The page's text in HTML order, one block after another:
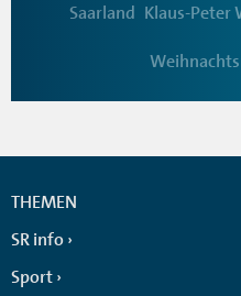
Saarland Klaus-Peter
THEMEN
SR info
Sport